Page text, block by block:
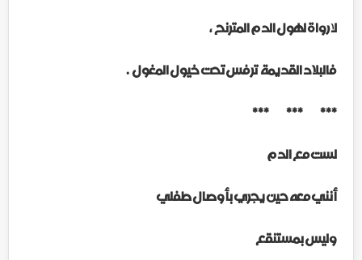
لا رواة لهول الدم المترنح،
فالبلاد القديمةترفس تحت خيول المغول.
*** *** ***
لست مع الدم
أنني معه حين يجري بأوصال طفلي
وليس بمستنقع